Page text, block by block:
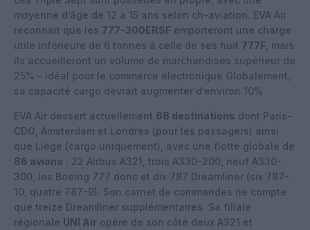
moyenne d’âge de 12 à 15 ans selon ch-aviation. EVA Air
reconnait que les 777-300ERSF emporteront une charge
utile inférieure de 6 tonnes à celle de ses huit 777F , mais
ils accueilleront un volume de marchandises supérieur de
25% – idéal pour le commerce électronique Globalement,
sa capacité cargo devrait augmenter d’environ 10%
EVA Air dessert actuellement 68 destinations dont Paris-
CDG, Amsterdam et Londres (pour les passagers) ainsi
que Liège (cargo uniquement), avec une flotte globale de
86 avions : 22 Airbus A321, trois A330-200, neuf A330-
300, les Boeing 777 donc et dix 787 Dreamliner (six 787-
10, quatre 787-9). Son carnet de commandes ne compte
que treize Dreamliner supplémentaires. Sa filiale
régionale UNI Air opère de son côté deux A321 et